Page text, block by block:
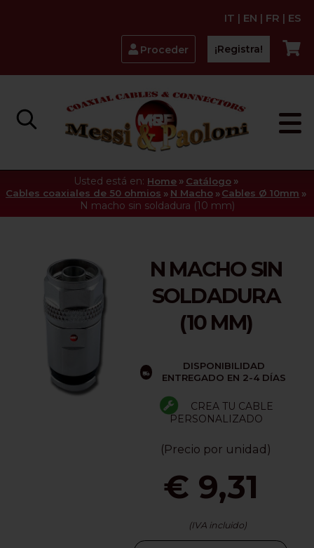
IT | EN | FR | ES
Proceder ¡Registra!
Usted está en: Home » Catálogo »
Cables coaxiales de 50 ohmios » N Macho » Cables Ø 10mm »
N macho sin soldadura (10 mm)
N MACHO SIN
SOLDADURA
(10 MM)
DISPONIBILIDAD
ENTREGADO EN 2-4 DÍAS
CREA TU CABLE
PERSONALIZADO
(Precio por unidad)
€ 9,31
(IVA incluido)